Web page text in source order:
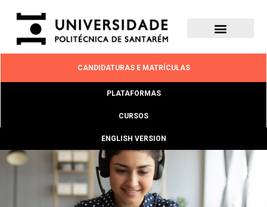
CANDIDATURAS E MATRÍCULAS
PLATAFORMAS
CURSOS
ENGLISH VERSION